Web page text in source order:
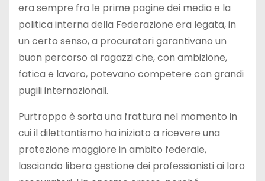
era sempre fra le prime pagine dei media e la
politica interna della Federazione era legata, in
un certo senso, a procuratori garantivano un
buon percorso ai ragazzi che, con ambizione,
fatica e lavoro, potevano competere con grandi
pugili internazionali.
Purtroppo è sorta una frattura nel momento in
cui il dilettantismo ha iniziato a ricevere una
protezione maggiore in ambito federale,
lasciando libera gestione dei professionisti ai loro